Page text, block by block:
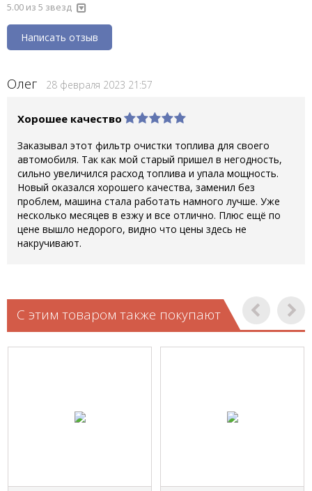
5.00 из 5 звезд
Написать отзыв
Олег 28 февраля 2023 21:57
Хорошее качество
Заказывал этот фильтр очистки топлива для своего
автомобиля. Так как мой старый пришел в негодность,
сильно увеличился расход топлива и упала мощность.
Новый оказался хорошего качества, заменил без
проблем, машина стала работать намного лучше. Уже
несколько месяцев в езжу и все отлично. Плюс ещё по
цене вышло недорого, видно что цены здесь не
накручивают.
С этим товаром также покупают